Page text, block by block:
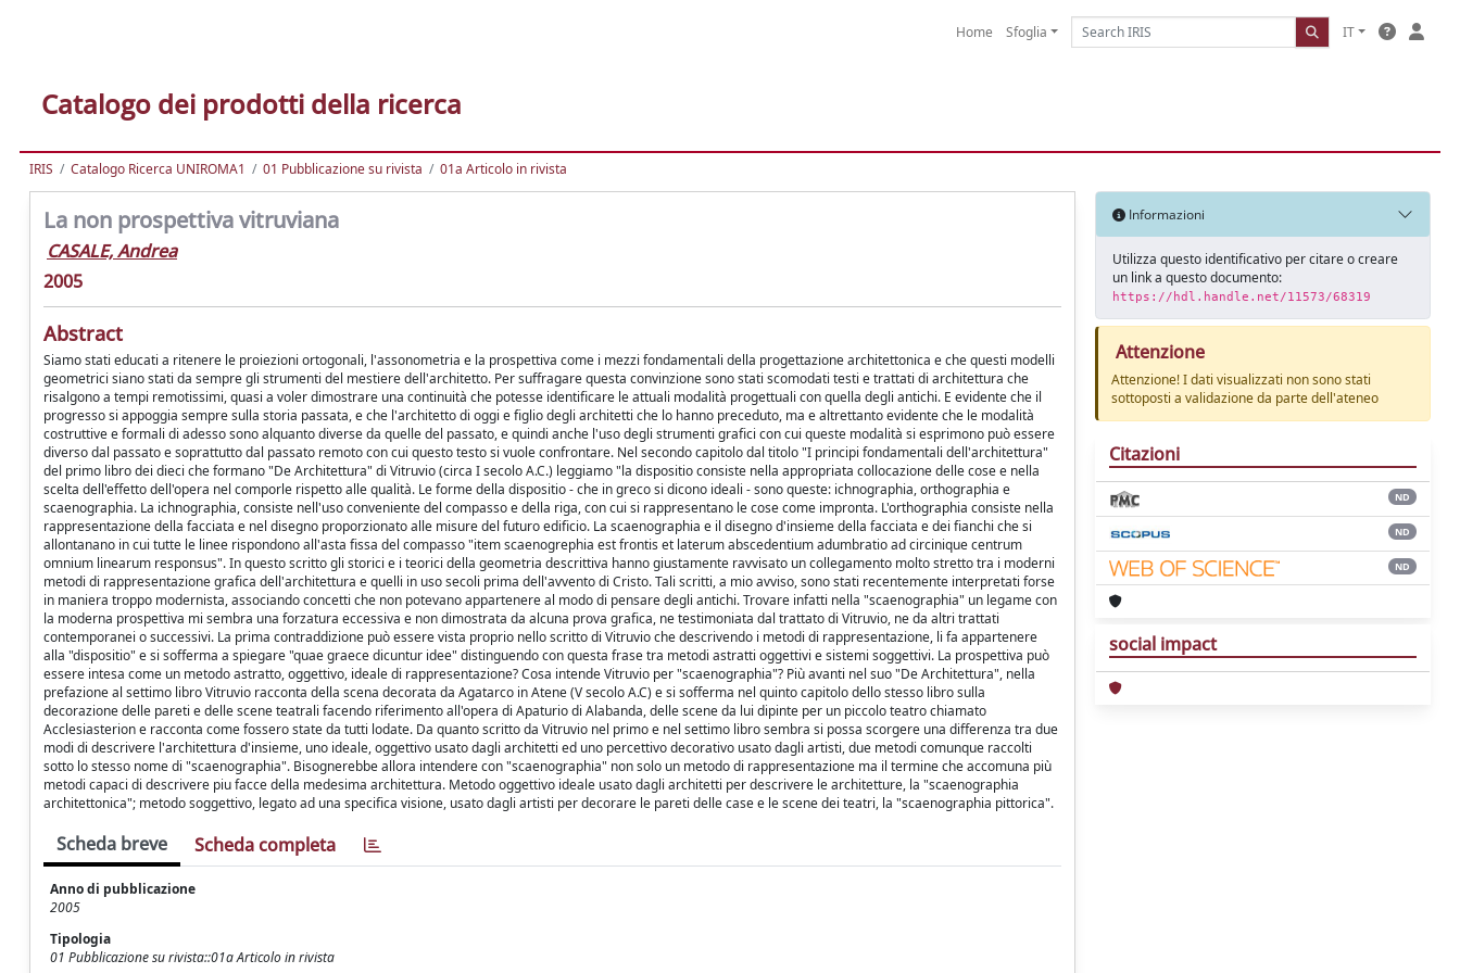
Home Sfoglia IT
Catalogo dei prodotti della ricerca
IRIS Catalogo Ricerca UNIROMA1 01 Pubblicazione su rivista 01a Articolo in rivista
La non prospettiva vitruviana
CASALE, Andrea
2005
Abstract
Siamo stati educati a ritenere le proiezioni ortogonali, l'assonometria e la prospettiva come i mezzi fondamentali della progettazione architettonica e che questi modelli
geometrici siano stati da sempre gli strumenti del mestiere dell'architetto. Per suffragare questa convinzione sono stati scomodati testi e trattati di architettura che
risalgono a tempi remotissimi, quasi a voler dimostrare una continuità che potesse identificare le attuali modalità progettuali con quella degli antichi. E evidente che il
progresso si appoggia sempre sulla storia passata, e che l'architetto di oggi e figlio degli architetti che lo hanno preceduto, ma e altrettanto evidente che le modalità
costruttive e formali di adesso sono alquanto diverse da quelle del passato, e quindi anche l'uso degli strumenti grafici con cui queste modalità si esprimono può essere
diverso dal passato e soprattutto dal passato remoto con cui questo testo si vuole confrontare. Nel secondo capitolo dal titolo "I principi fondamentali dell'architettura"
del primo libro dei dieci che formano "De Architettura" di Vitruvio (circa I secolo A.C.) leggiamo "la dispositio consiste nella appropriata collocazione delle cose e nella
scelta dell'effetto dell'opera nel comporle rispetto alle qualità. Le forme della dispositio - che in greco si dicono ideali - sono queste: ichnographia, orthographia e
scaenographia. La ichnographia, consiste nell'uso conveniente del compasso e della riga, con cui si rappresentano le cose come impronta. L'orthographia consiste nella
rappresentazione della facciata e nel disegno proporzionato alle misure del futuro edificio. La scaenographia e il disegno d'insieme della facciata e dei fianchi che si
allontanano in cui tutte le linee rispondono all'asta fissa del compasso "item scaenogrephia est frontis et laterum abscedentium adumbratio ad circinique centrum
omnium linearum responsus". In questo scritto gli storici e i teorici della geometria descrittiva hanno giustamente ravvisato un collegamento molto stretto tra i moderni
metodi di rappresentazione grafica dell'architettura e quelli in uso secoli prima dell'avvento di Cristo. Tali scritti, a mio avviso, sono stati recentemente interpretati forse
in maniera troppo modernista, associando concetti che non potevano appartenere al modo di pensare degli antichi. Trovare infatti nella "scaenographia" un legame con
la moderna prospettiva mi sembra una forzatura eccessiva e non dimostrata da alcuna prova grafica, ne testimoniata dal trattato di Vitruvio, ne da altri trattati
contemporanei o successivi. La prima contraddizione può essere vista proprio nello scritto di Vitruvio che descrivendo i metodi di rappresentazione, li fa appartenere
alla "dispositio" e si sofferma a spiegare "quae graece dicuntur idee" distinguendo con questa frase tra metodi astratti oggettivi e sistemi soggettivi. La prospettiva può
essere intesa come un metodo astratto, oggettivo, ideale di rappresentazione? Cosa intende Vitruvio per "scaenographia"? Più avanti nel suo "De Architettura", nella
prefazione al settimo libro Vitruvio racconta della scena decorata da Agatarco in Atene (V secolo A.C) e si sofferma nel quinto capitolo dello stesso libro sulla
decorazione delle pareti e delle scene teatrali facendo riferimento all'opera di Apaturio di Alabanda, delle scene da lui dipinte per un piccolo teatro chiamato
Acclesiasterion e racconta come fossero state da tutti lodate. Da quanto scritto da Vitruvio nel primo e nel settimo libro sembra si possa scorgere una differenza tra due
modi di descrivere l'architettura d'insieme, uno ideale, oggettivo usato dagli architetti ed uno percettivo decorativo usato dagli artisti, due metodi comunque raccolti
sotto lo stesso nome di "scaenographia". Bisognerebbe allora intendere con "scaenographia" non solo un metodo di rappresentazione ma il termine che accomuna più
metodi capaci di descrivere piu facce della medesima architettura. Metodo oggettivo ideale usato dagli architetti per descrivere le architetture, la "scaenographia
architettonica"; metodo soggettivo, legato ad una specifica visione, usato dagli artisti per decorare le pareti delle case e le scene dei teatri, la "scaenographia pittorica".
Scheda breve Scheda completa
Anno di pubblicazione
2005
Tipologia
01 Pubblicazione su rivista::01a Articolo in rivista
Informazioni
Utilizza questo identificativo per citare o creare
un link a questo documento:
https://hdl.handle.net/11573/68319
Attenzione
Attenzione! I dati visualizzati non sono stati
sottoposti a validazione da parte dell'ateneo
Citazioni
ND
ND
ND
social impact